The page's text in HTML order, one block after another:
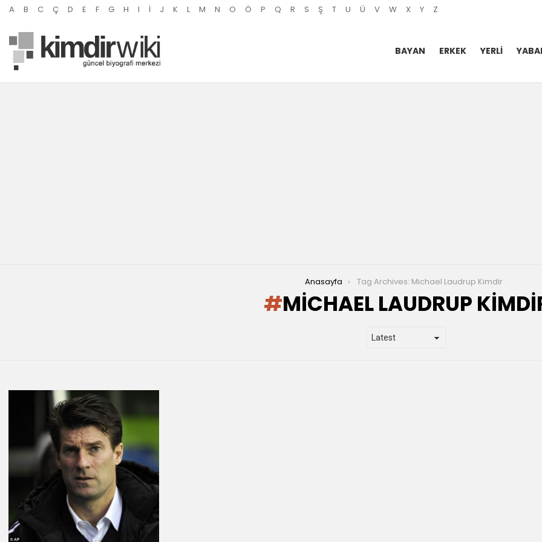
A B C Ç D E F G H I İ J K L M N O Ö P Q R S Ş T U Ü V W X Y Z
BAYAN ERKEK YERLI
Anasayfa Tag Archives: Michael Laudrup Kimdir
MICHAEL LAUDRUP
STORIES